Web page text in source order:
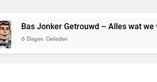
Getrouwd – Alles wat we weten over